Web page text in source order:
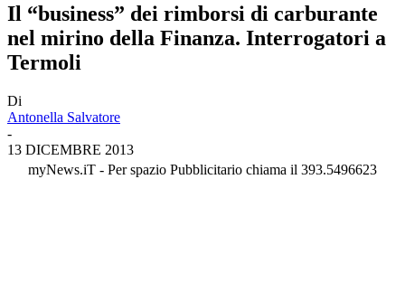
Il “business” dei rimborsi di carburante
nel mirino della Finanza. Interrogatori a
Termoli
Di
Antonella Salvatore
-
13 DICEMBRE 2013
myNews.iT - Per spazio Pubblicitario chiama il 393.5496623